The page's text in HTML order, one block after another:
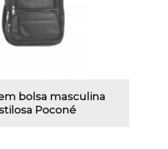
bolsa masculina
Poconé